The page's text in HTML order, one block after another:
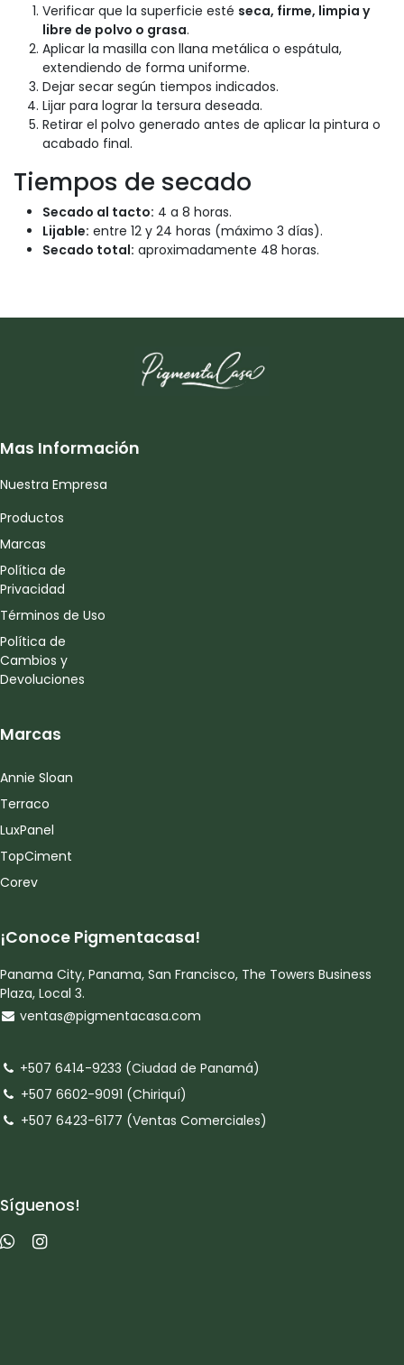
Verificar que la superficie esté seca, firme, limpia y
libre de polvo o grasa.
Aplicar la masilla con llana metálica o espátula,
extendiendo de forma uniforme.
Dejar secar según tiempos indicados.
Lijar para lograr la tersura deseada.
Retirar el polvo generado antes de aplicar la pintura o
acabado final.
Tiempos de secado
Secado al tacto: 4 a 8 horas.
Lijable: entre 12 y 24 horas (máximo 3 días).
Secado total: aproximadamente 48 horas.
Mas Información
Nuestra Empresa
Productos
Marcas
Política de
Privacidad
Términos de Uso
Política de
Cambios y
Devoluciones
Marcas
Annie Sloan
Terraco
LuxPanel
TopCiment
Corev
¡Conoce Pigmentacasa!
Panama City, Panama, San Francisco, The Towers Business
Plaza, Local 3.
ventas@pigmentacasa.com
+507 6414-9233 (Ciudad de Panamá)
+507 6602-9091 (Chiriquí)
+507 6423-6177 (Ventas Comerciales)
Síguenos!